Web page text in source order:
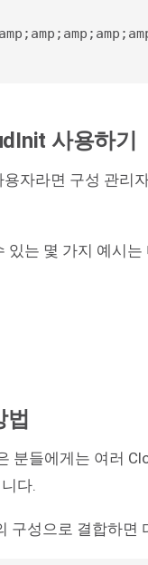
사용하기
자라면 구성 관리
있는 몇 가지 예시
분들에게는 여러
다.
구성으로 결합하면